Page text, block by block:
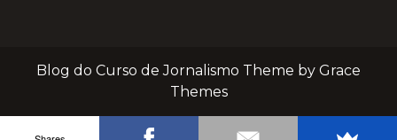
Blog do Curso de Jornalismo Theme by Grace
Themes